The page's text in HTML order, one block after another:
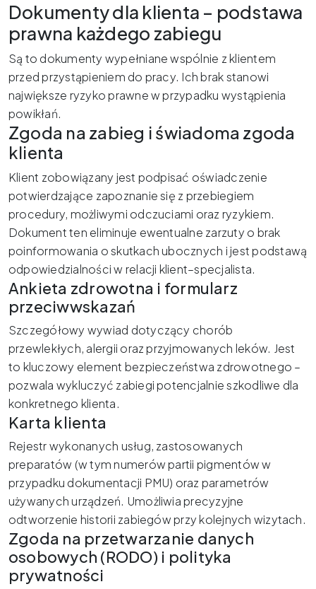
Dokumenty dla klienta – podstawa
prawna każdego zabiegu
Są to dokumenty wypełniane wspólnie z klientem
przed przystąpieniem do pracy. Ich brak stanowi
największe ryzyko prawne w przypadku wystąpienia
powikłań.
Zgoda na zabieg i świadoma zgoda
klienta
Klient zobowiązany jest podpisać oświadczenie
potwierdzające zapoznanie się z przebiegiem
procedury, możliwymi odczuciami oraz ryzykiem.
Dokument ten eliminuje ewentualne zarzuty o brak
poinformowania o skutkach ubocznych i jest podstawą
odpowiedzialności w relacji klient–specjalista.
Ankieta zdrowotna i formularz
przeciwwskazań
Szczegółowy wywiad dotyczący chorób
przewlekłych, alergii oraz przyjmowanych leków. Jest
to kluczowy element bezpieczeństwa zdrowotnego –
pozwala wykluczyć zabiegi potencjalnie szkodliwe dla
konkretnego klienta.
Karta klienta
Rejestr wykonanych usług, zastosowanych
preparatów (w tym numerów partii pigmentów w
przypadku dokumentacji PMU) oraz parametrów
używanych urządzeń. Umożliwia precyzyjne
odtworzenie historii zabiegów przy kolejnych wizytach.
Zgoda na przetwarzanie danych
osobowych (RODO) i polityka
prywatności